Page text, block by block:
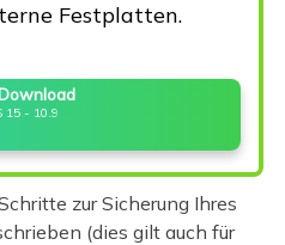
Festplatten.
15 - 10.9
zur Sicherung Ihres
(dies gilt auch für